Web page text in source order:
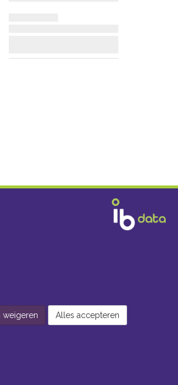
weigeren Alles accepteren